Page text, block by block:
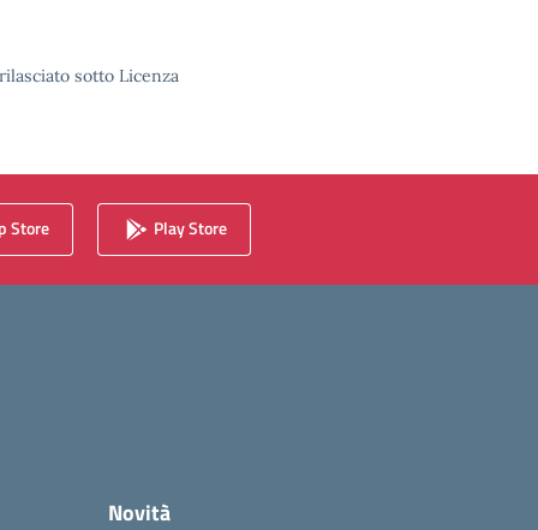
sotto Licenza
Store Play Store
Novità